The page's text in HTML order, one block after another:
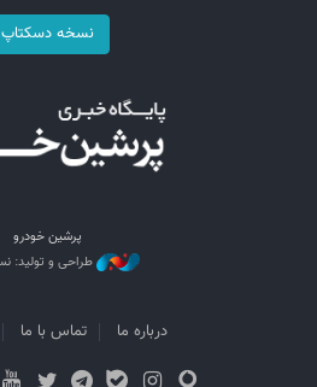
نسخه دسکتاپ
پرشین خودرو
طراحی و تولید:
درباره ما تماس با ما